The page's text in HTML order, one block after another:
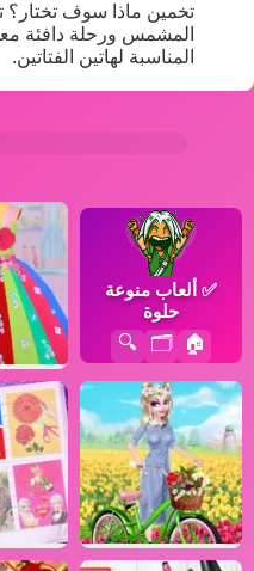
تخمين ماذا سوف تختار؟
المشمس ورحلة دافئة
المناسبة لهاتين الفتاتين.
✅ ألعاب منوعة
حلوة
🏠
🗂️
🔍